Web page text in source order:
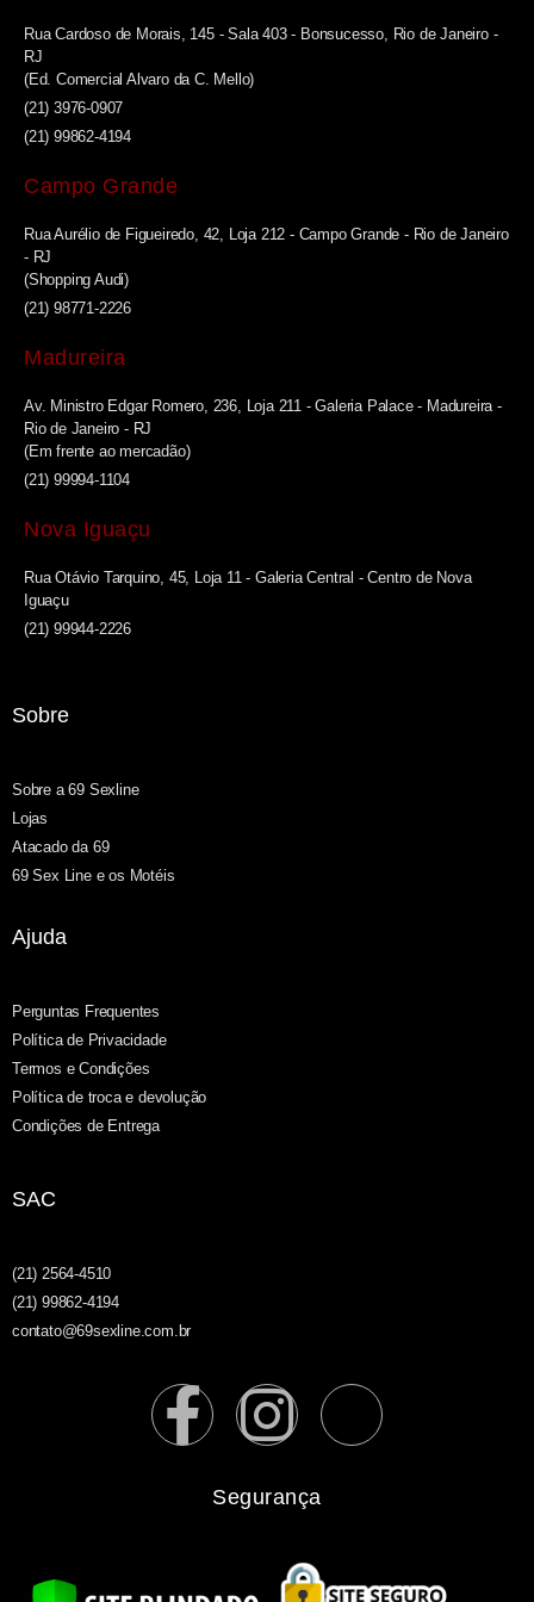
Rua Cardoso de Morais, 145 - Sala 403 - Bonsucesso, Rio de Janeiro -
RJ
(Ed. Comercial Alvaro da C. Mello)
(21) 3976-0907
(21) 99862-4194
Campo Grande
Rua Aurélio de Figueiredo, 42, Loja 212 - Campo Grande - Rio de Janeiro
- RJ
(Shopping Audi)
(21) 98771-2226
Madureira
Av. Ministro Edgar Romero, 236, Loja 211 - Galeria Palace - Madureira -
Rio de Janeiro - RJ
(Em frente ao mercadão)
(21) 99994-1104
Nova Iguaçu
Rua Otávio Tarquino, 45, Loja 11 - Galeria Central - Centro de Nova
Iguaçu
(21) 99944-2226
Sobre
Sobre a 69 Sexline
Lojas
Atacado da 69
69 Sex Line e os Motéis
Ajuda
Perguntas Frequentes
Política de Privacidade
Termos e Condições
Política de troca e devolução
Condições de Entrega
SAC
(21) 2564-4510
(21) 99862-4194
contato@69sexline.com.br
Segurança